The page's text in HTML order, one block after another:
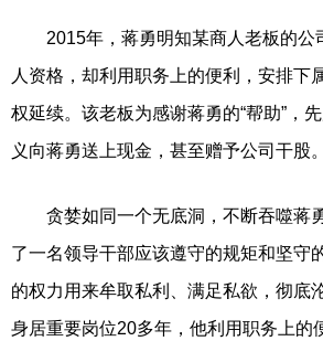
2015年，蒋勇明知某商人老板的公
人资格，却利用职务上的便利，安排下
权延续。该老板为感谢蒋勇的“帮助”，
义向蒋勇送上现金，甚至赠予公司干股。
贪婪如同一个无底洞，不断吞噬蒋
了一名领导干部应该遵守的规矩和坚守
的权力用来牟取私利、满足私欲，彻底
身居重要岗位20多年，他利用职务上的